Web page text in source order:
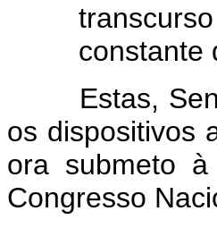
constante
Estas,
os dispositivos
ora submeto
Congresso